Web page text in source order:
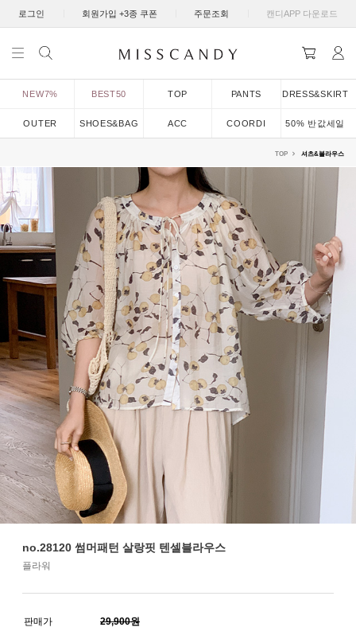
로그인 회원가입 +3종 쿠폰 주문조회 캔디APP 다운로드
NEW7% BEST50 TOP PANTS DRESS&SKIRT
OUTER SHOES&BAG ACC COORDI 50% 반값세일
TOP 셔츠&블라우스
no.28120 썸머패턴 살랑핏 텐셀블라우스
플라워
판매가 29,900원